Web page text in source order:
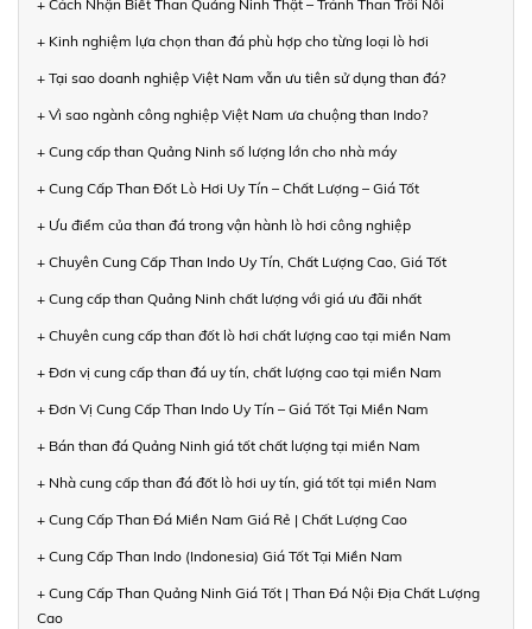
+ Cách Nhận Biết Than Quảng Ninh Thật – Tránh Than Trôi Nổi
+ Kinh nghiệm lựa chọn than đá phù hợp cho từng loại lò hơi
+ Tại sao doanh nghiệp Việt Nam vẫn ưu tiên sử dụng than đá?
+ Vì sao ngành công nghiệp Việt Nam ưa chuộng than Indo?
+ Cung cấp than Quảng Ninh số lượng lớn cho nhà máy
+ Cung Cấp Than Đốt Lò Hơi Uy Tín – Chất Lượng – Giá Tốt
+ Ưu điểm của than đá trong vận hành lò hơi công nghiệp
+ Chuyên Cung Cấp Than Indo Uy Tín, Chất Lượng Cao, Giá Tốt
+ Cung cấp than Quảng Ninh chất lượng với giá ưu đãi nhất
+ Chuyên cung cấp than đốt lò hơi chất lượng cao tại miền Nam
+ Đơn vị cung cấp than đá uy tín, chất lượng cao tại miền Nam
+ Đơn Vị Cung Cấp Than Indo Uy Tín – Giá Tốt Tại Miền Nam
+ Bán than đá Quảng Ninh giá tốt chất lượng tại miền Nam
+ Nhà cung cấp than đá đốt lò hơi uy tín, giá tốt tại miền Nam
+ Cung Cấp Than Đá Miền Nam Giá Rẻ | Chất Lượng Cao
+ Cung Cấp Than Indo (Indonesia) Giá Tốt Tại Miền Nam
+ Cung Cấp Than Quảng Ninh Giá Tốt | Than Đá Nội Địa Chất Lượng
Cao